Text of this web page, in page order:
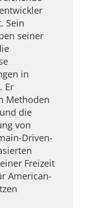
Sein
seiner
in
Er
Methoden
die
von
Driven-
Freizeit
American-